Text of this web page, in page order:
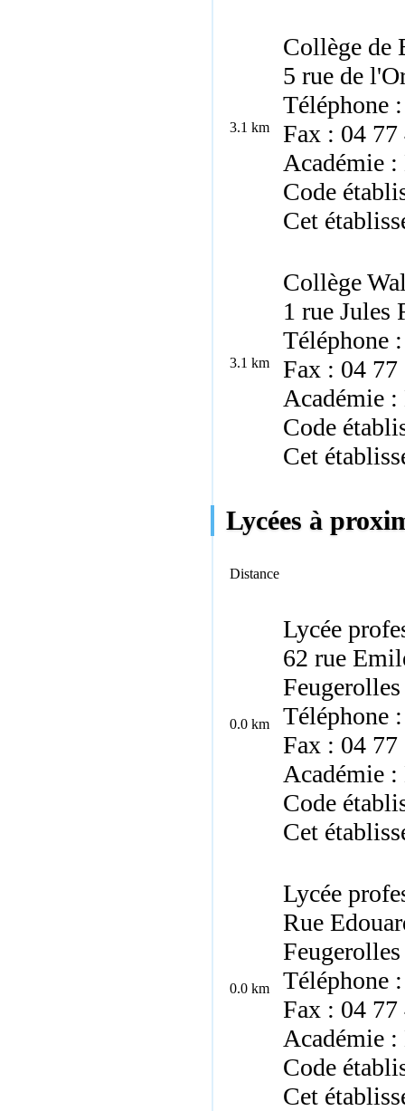
3.1 km
Collège de
5 rue de
Téléphone
Fax : 04 77
Académie
Code
Cet
3.1 km
Collège
1 rue Jules
Téléphone
Fax : 04 77
Académie
Code
Cet
Lycées à
Distance
0.0 km
Lycée
62 rue
Feugerolles
Téléphone
Fax : 04 77
Académie
Code
Cet
0.0 km
Lycée
Rue
Feugerolles
Téléphone
Fax : 04 77
Académie
Code
Cet